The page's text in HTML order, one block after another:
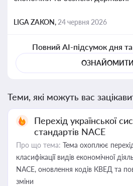
LIGA ZAKON, 24 червня 2026
Повний AI-підсумок дня
Теми, які можуть вас
Перехід української
стандартів NACE
Про що тема: Тема охоплює
класифікації видів економічної
NACE, оновлення кодів КВЕД та
зміни